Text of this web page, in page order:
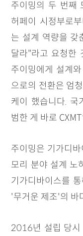
주이밍의 두 번째
허페이 시정부로
는 설계 역량을 갖
달라"라고 요청한
주이밍에게 설계
으로의 전환은 엄
케이 했습니다. 국
범한 게 바로
주이밍은 기가디
모리 분야 설계 노
기가디바이스를
'무거운 제조'의 바
2016년 설립 당시